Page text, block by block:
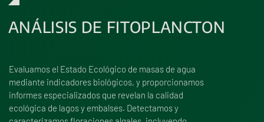
ANÁLISIS DE FITOPLANCTON
Evaluamos el Estado Ecológico de masas de agua
mediante indicadores biológicos, y proporcionamos
informes especializados que revelan la calidad
ecológica de lagos y embalses. Detectamos y